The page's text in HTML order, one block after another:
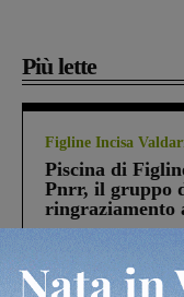
Più lette
Figline Incisa
Piscina di
Pnrr, il gruppo
ringraziamento
Cronaca
Un anno fa la